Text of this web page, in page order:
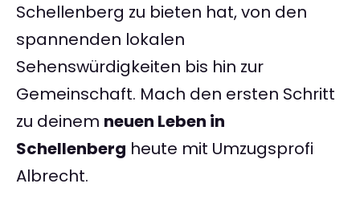
Schellenberg zu bieten hat, von den
spannenden lokalen
Sehenswürdigkeiten bis hin zur
Gemeinschaft. Mach den ersten Schritt
zu deinem neuen Leben in
Schellenberg heute mit Umzugsprofi
Albrecht.